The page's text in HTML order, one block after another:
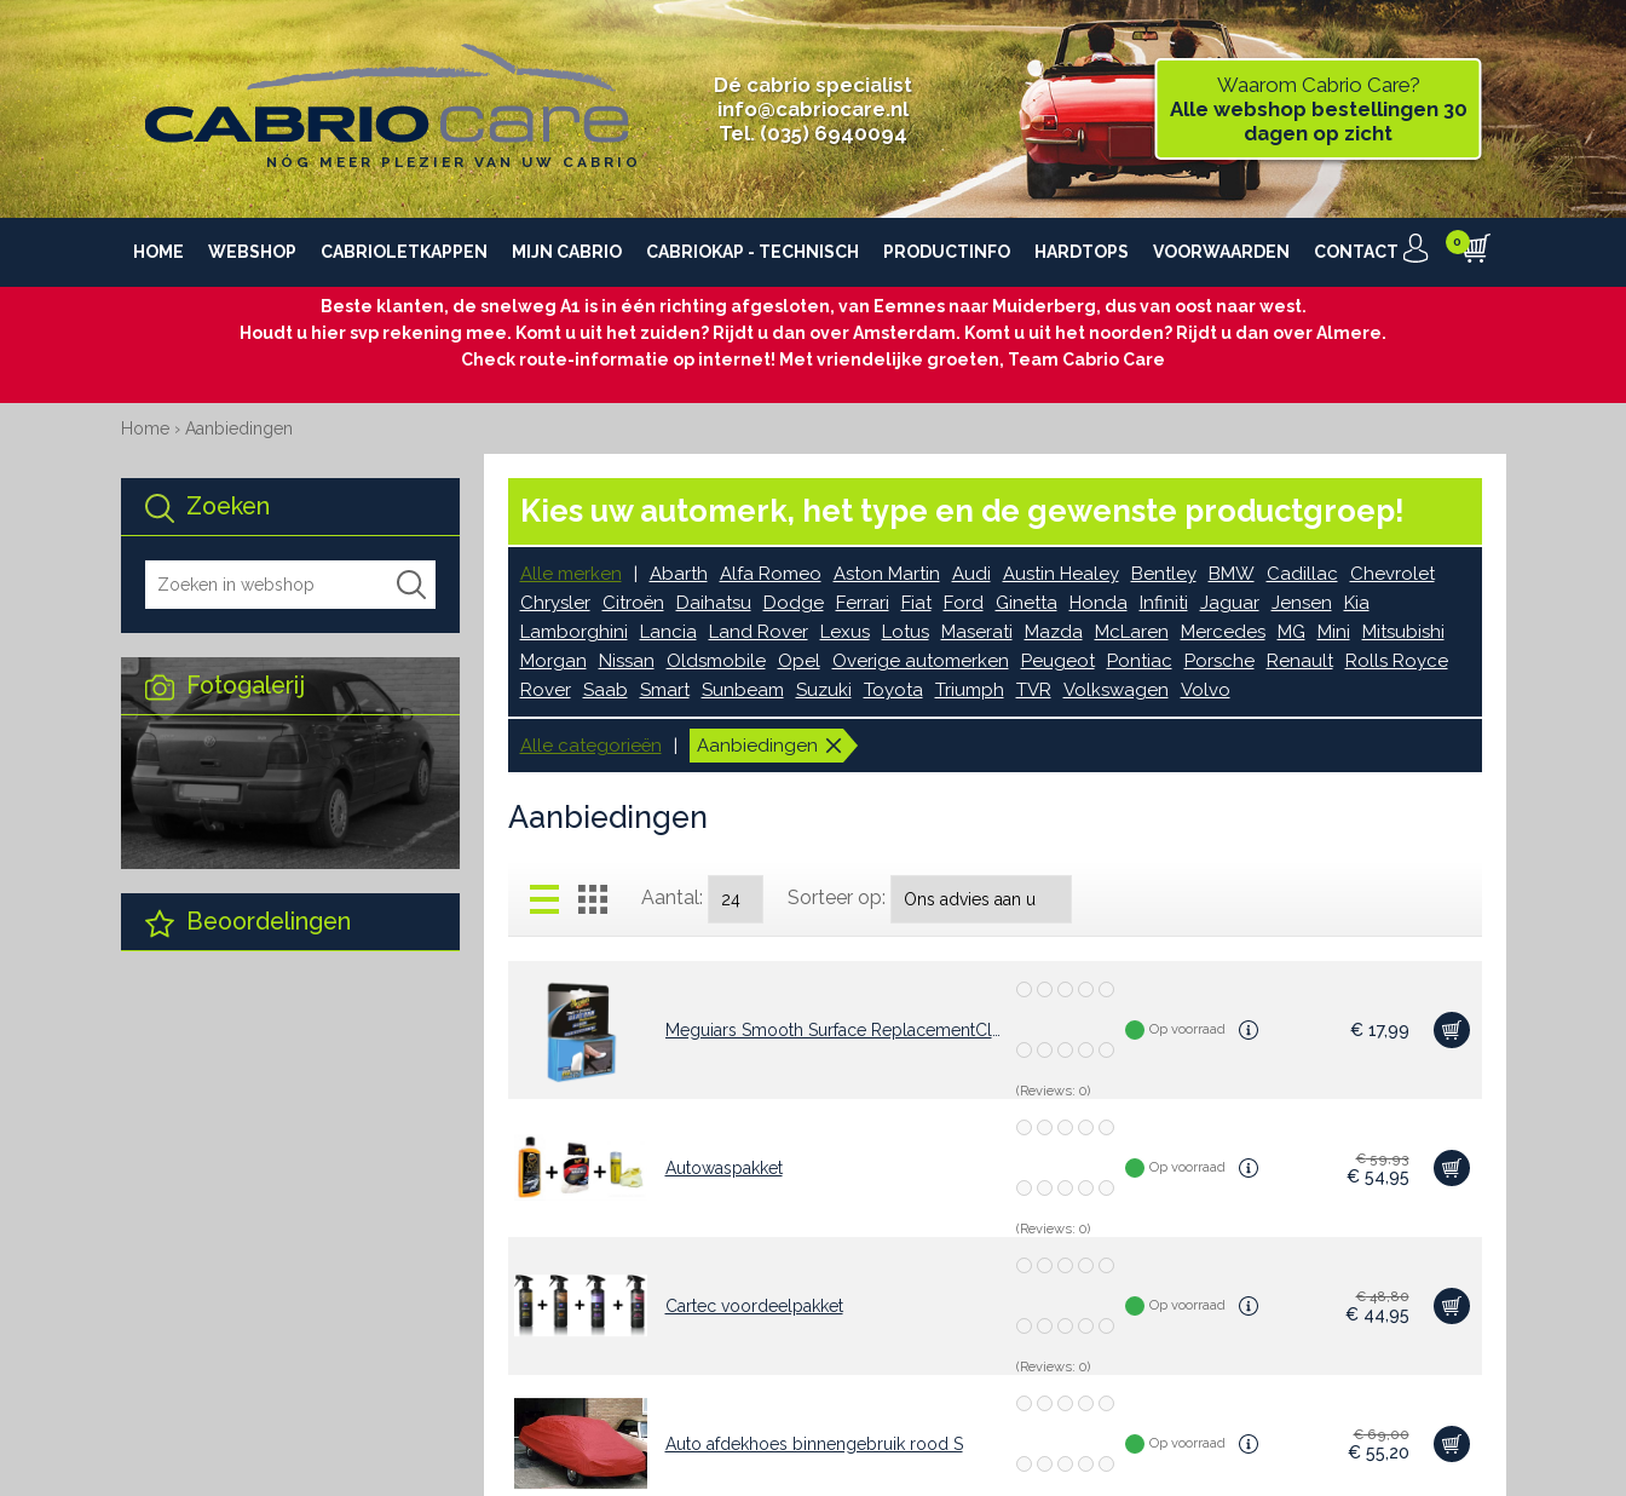
NÓG MEER PLEZIER VAN UW CABRIO
Dé cabrio specialist
info@cabriocare.nl
Tel. (035) 6940094
Waarom Cabrio Care?
Alle webshop bestellingen 30
dagen op zicht
HOME WEBSHOP CABRIOLETKAPPEN MIJN CABRIO CABRIOKAP - TECHNISCH PRODUCTINFO HARDTOPS VOORWAARDEN CONTACT
Beste klanten, de snelweg A1 is in één richting afgesloten, van Eemnes naar Muiderberg, dus van oost naar west.
Houdt u hier svp rekening mee. Komt u uit het zuiden? Rijdt u dan over Amsterdam. Komt u uit het noorden? Rijdt u dan over Almere.
Check route-informatie op internet! Met vriendelijke groeten, Team Cabrio Care
Home› Aanbiedingen
Zoeken
Fotogalerij
Beoordelingen
Kies uw automerk, het type en de gewenste productgroep!
Alle merken Abarth Alfa Romeo Aston Martin Audi Austin Healey Bentley BMW Cadillac
Chevrolet
Chrysler
Citroën Daihatsu Dodge Ferrari Fiat Ford Ginetta Honda Infiniti Jaguar Jensen
Kia
Lamborghini
Lancia Land Rover Lexus Lotus Maserati Mazda McLaren Mercedes MG Mini
Mitsubishi
Morgan
Nissan Oldsmobile Opel Overige automerken Peugeot Pontiac Porsche Renault Rolls Royce
Rover Saab Smart Sunbeam Suzuki Toyota Triumph TVR Volkswagen Volvo
Alle categorieën Aanbiedingen
Aanbiedingen
Aantal: Sorteer op:
(Reviews: 0)
Op voorraad €17,99
Autowaspakket
(Reviews: 0)
Op voorraad
€59,93
€54,95
Cartec voordeelpakket
(Reviews: 0)
Op voorraad
€48,80
€44,95
Auto afdekhoes binnengebruik rood S Op voorraad
€69,00
€55,20